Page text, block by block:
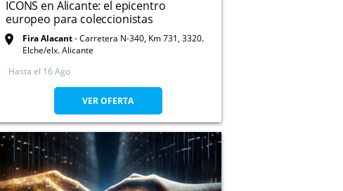
ICONS en Alicante: el epicentro
europeo para coleccionistas
Fira Alacant Carretera N-340, Km 731, 3320.
Elche/elx. Alicante
Hasta el 16 Ago
VER OFERTA